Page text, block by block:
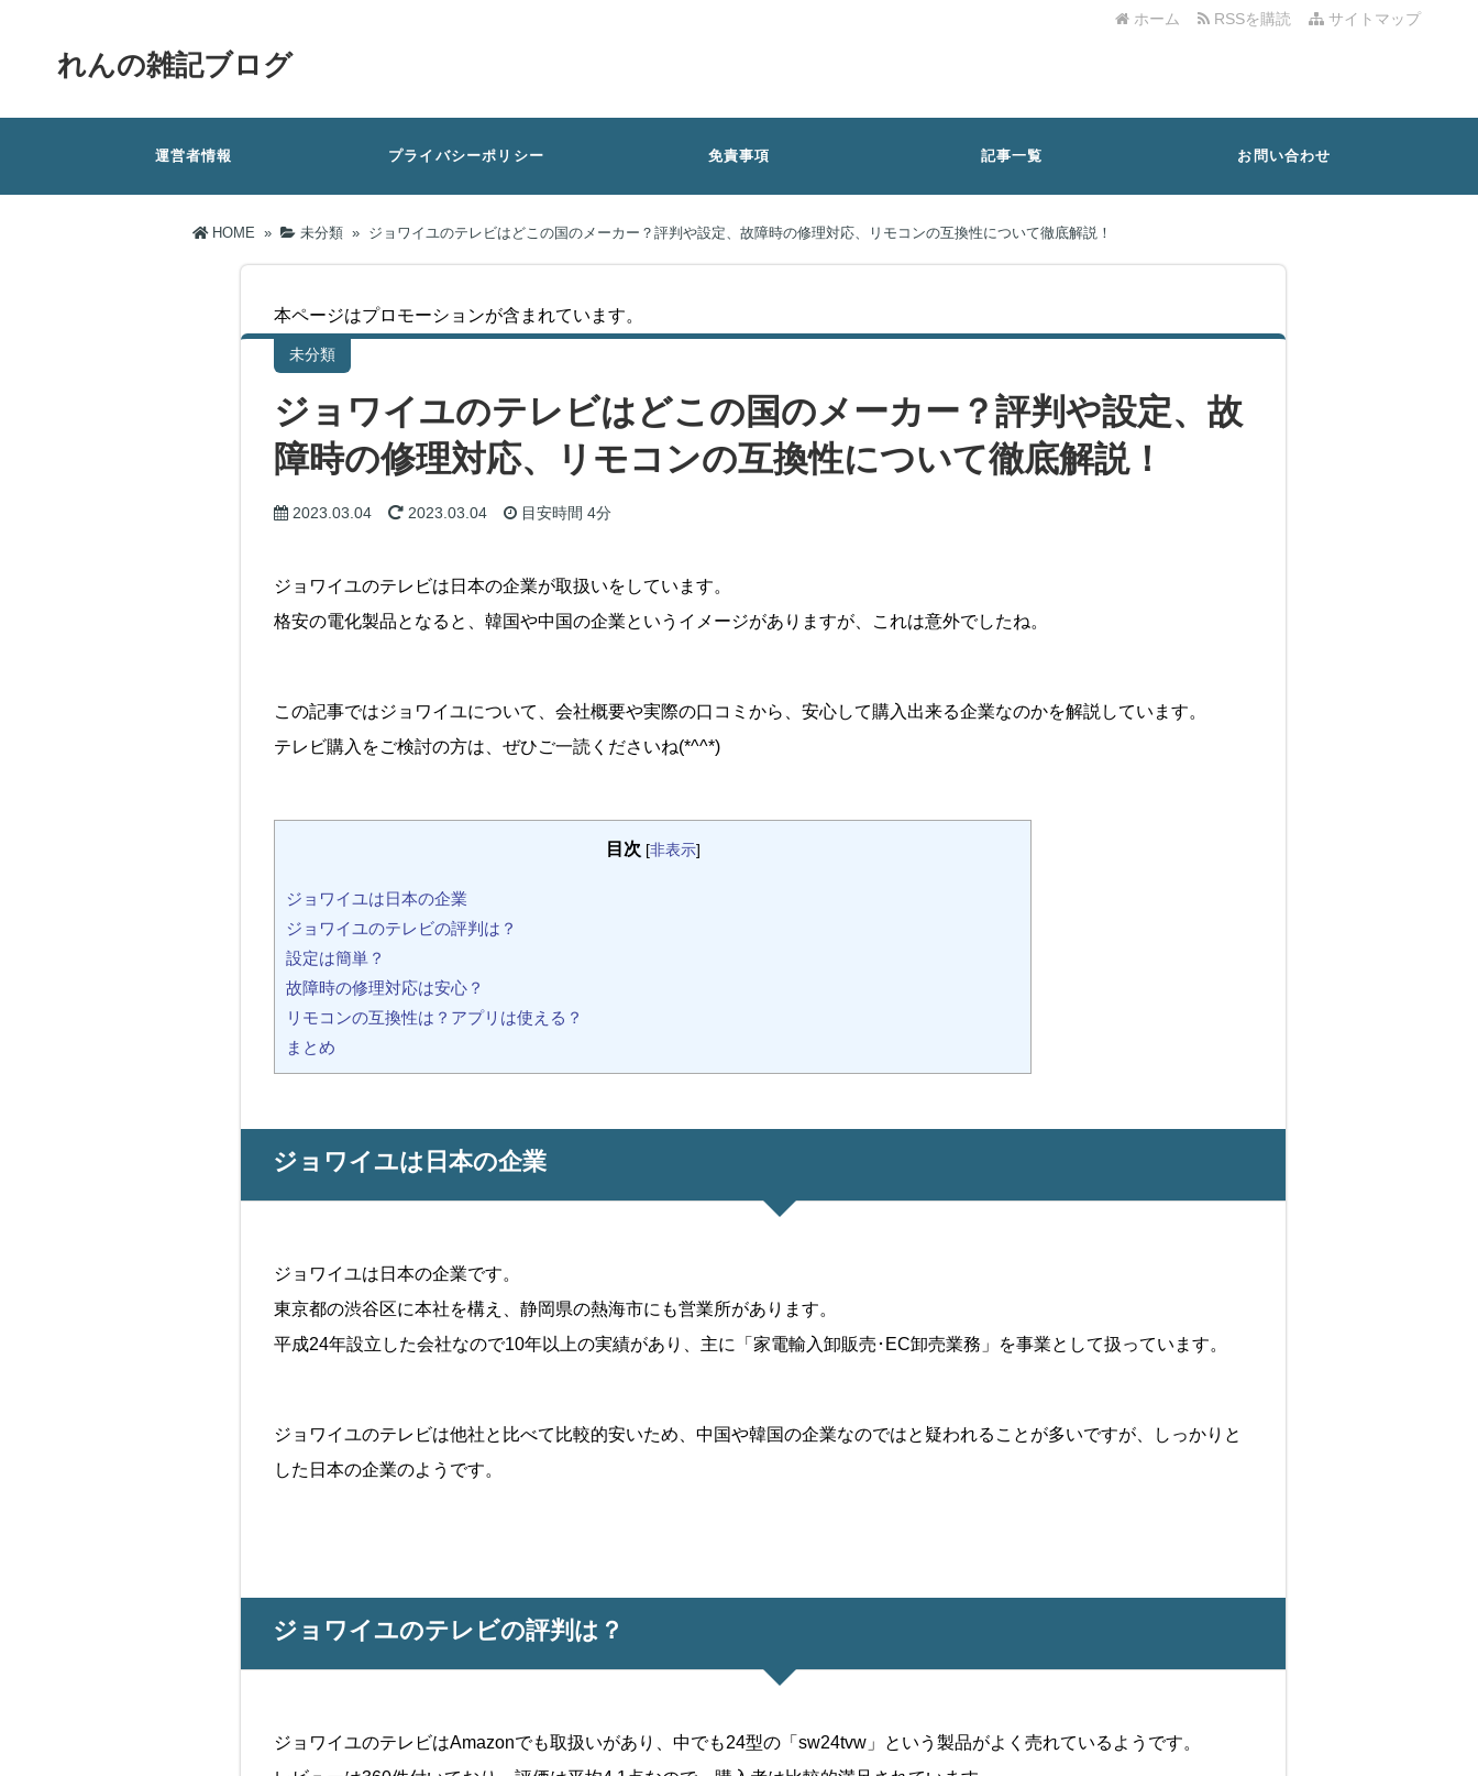
サイトマップ
RSSを購読
ホーム
れんの雑記ブログ
運営者情報 プライバシーポリシー 免責事項 記事一覧 お問い合わせ
HOME » 未分類 » ジョワイユのテレビはどこの国のメーカー？評判や設定、故障時の修理対応、リモコンの互換性について徹底解説！
本ページはプロモーションが含まれています。
未分類
ジョワイユのテレビはどこの国のメーカー？評判や設定、故
障時の修理対応、リモコンの互換性について徹底解説！
2023.03.04 2023.03.04 目安時間 4分
ジョワイユのテレビは日本の企業が取扱いをしています。
格安の電化製品となると、韓国や中国の企業というイメージがありますが、これは意外でしたね。
この記事ではジョワイユについて、会社概要や実際の口コミから、安心して購入出来る企業なのかを解説しています。
テレビ購入をご検討の方は、ぜひご一読くださいね(*^^*)
目次 [非表示]
ジョワイユは日本の企業
ジョワイユのテレビの評判は？
設定は簡単？
故障時の修理対応は安心？
リモコンの互換性は？アプリは使える？
まとめ
ジョワイユは日本の企業
ジョワイユは日本の企業です。
東京都の渋谷区に本社を構え、静岡県の熱海市にも営業所があります。
平成24年設立した会社なので10年以上の実績があり、主に「家電輸入卸販売･EC卸売業務」を事業として扱っています。
ジョワイユのテレビは他社と比べて比較的安いため、中国や韓国の企業なのではと疑われることが多いですが、しっかりと
した日本の企業のようです。
ジョワイユのテレビの評判は？
ジョワイユのテレビはAmazonでも取扱いがあり、中でも24型の「sw24tvw」という製品がよく売れているようです。